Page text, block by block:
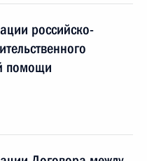
российско-
помощи